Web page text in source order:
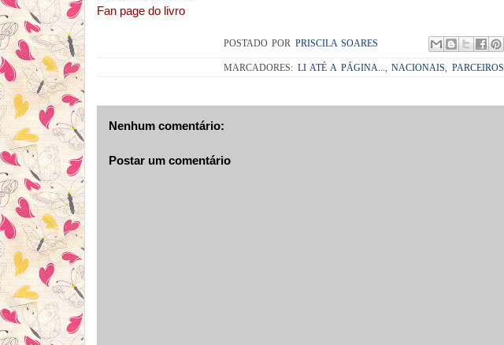
Fan page do livro
POSTADO POR PRISCILA SOARES
MARCADORES: LI ATÉ A PÁGINA...,NACIONAIS, PARCEIROS
Nenhum comentário:
Postar um comentário